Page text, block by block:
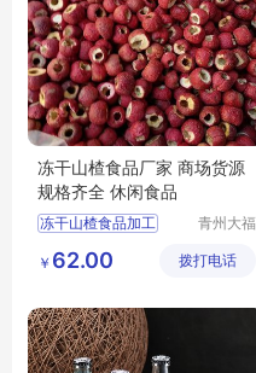
冻干山楂食品厂家 商场货源
规格齐全 休闲食品
冻干山楂食品加工
冻干山楂食品厂家
冻干山楂加工
青州大福
展有限公
￥ 62.00 拨打电话